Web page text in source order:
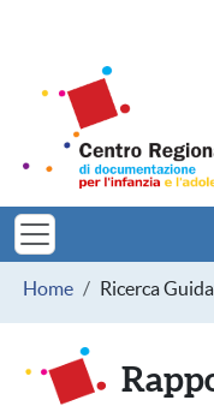
Centro
Briciole di
Home Ricerca